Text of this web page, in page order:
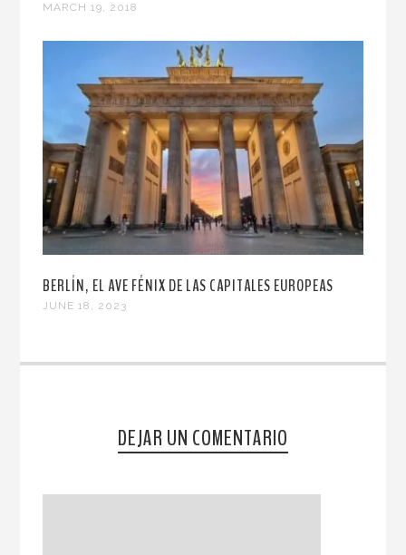
MARCH 19, 2018
BERLÍN, EL AVE FÉNIX DE LAS CAPITALES EUROPEAS
JUNE 18, 2023
DEJAR UN COMENTARIO